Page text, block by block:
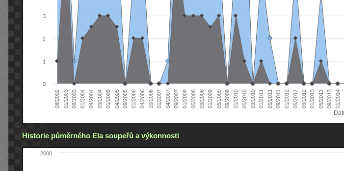
08/2002 01/2003 08/2003 01/2004 04/2004 09/2004 01/2005 04/2005 09/2005 01/2006 04/2006 10/2006 01/2007 04/2007 09/2007 01/2008 05/2008 09/2008 01/2009 05/2009 09/2009 01/2010 05/2010 09/2010 01/2011 05/2011 09/2011 01/2012 05/2012 09/2012 01/2013 05/2013 09/2013 01/2014
0
1
2
3
Historie půměrného Ela soupeřů a výkonnosti
2000